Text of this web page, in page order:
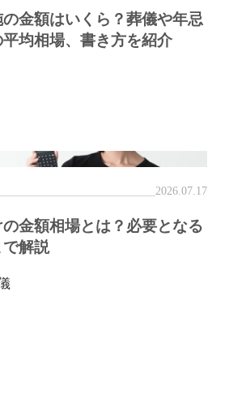
金額はいくら？葬儀や年忌
均相場、書き方を紹介
2026.07.17
金額相場とは？必要となる
解説